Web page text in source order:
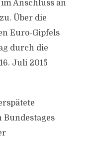
Anschluss an
Über die
Euro-Gipfels
durch die
Juli 2015